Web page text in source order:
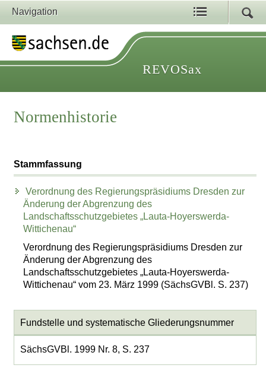
Navigation
REVOSax
Normenhistorie
Stammfassung
Verordnung des Regierungspräsidiums Dresden zur
Änderung der Abgrenzung des
Landschaftsschutzgebietes „Lauta-Hoyerswerda-
Wittichenau“
Verordnung des Regierungspräsidiums Dresden zur
Änderung der Abgrenzung des
Landschaftsschutzgebietes „Lauta-Hoyerswerda-
Wittichenau“ vom 23. März 1999 (SächsGVBl. S. 237)
Fundstelle und systematische Gliederungsnummer
SächsGVBl. 1999 Nr. 8, S. 237